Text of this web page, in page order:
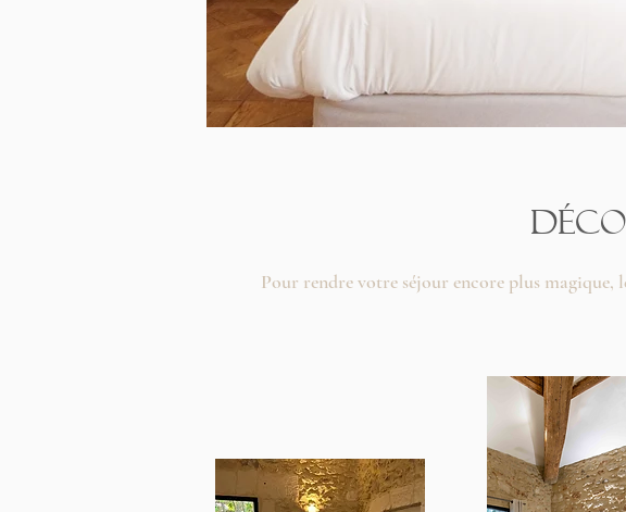
Pour rendre votre séjour encore plus magique,